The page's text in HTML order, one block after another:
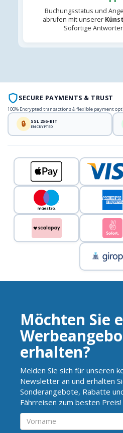
Buchungsstatus und
abrufen mit unserer
Sofortige
SECURE PAYMENTS & TRUST
100% Encrypted transactions & flexible payment
🔒 SSL 256-BIT
ENCRYPTED
Möchten Sie
erhalten?
Melden Sie sich für unseren
Newsletter an und erhalten
Sonderangebote, Rabatte
Fährreisen zum besten Preis!